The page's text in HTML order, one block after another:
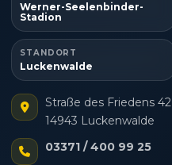
Werner-Seelenbinder-
Stadion
STANDORT
Luckenwalde
Straße des Friedens 42
14943 Luckenwalde
03371 / 400 99 25